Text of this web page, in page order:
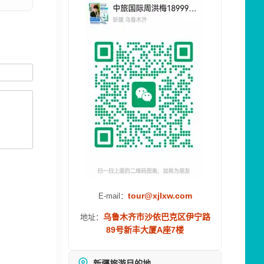
E-mail： tour@xjlxw.com
地址： 乌鲁木齐市沙依巴克区伊宁路
89号新丰大厦A座7楼